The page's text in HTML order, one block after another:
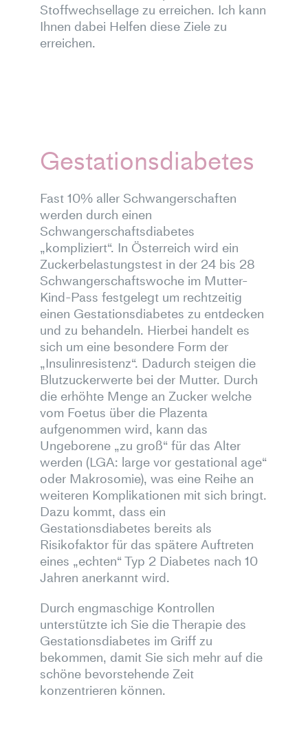
Stoffwechsellage zu erreichen. Ich kann
Ihnen dabei Helfen diese Ziele zu
erreichen.
Gestationsdiabetes
Fast 10% aller Schwangerschaften
werden durch einen
Schwangerschaftsdiabetes
„kompliziert“. In Österreich wird ein
Zuckerbelastungstest in der 24 bis 28
Schwangerschaftswoche im Mutter-
Kind-Pass festgelegt um rechtzeitig
einen Gestationsdiabetes zu entdecken
und zu behandeln. Hierbei handelt es
sich um eine besondere Form der
„Insulinresistenz“. Dadurch steigen die
Blutzuckerwerte bei der Mutter. Durch
die erhöhte Menge an Zucker welche
vom Foetus über die Plazenta
aufgenommen wird, kann das
Ungeborene „zu groß“ für das Alter
werden (LGA: large vor gestational age“
oder Makrosomie), was eine Reihe an
weiteren Komplikationen mit sich bringt.
Dazu kommt, dass ein
Gestationsdiabetes bereits als
Risikofaktor für das spätere Auftreten
eines „echten“ Typ 2 Diabetes nach 10
Jahren anerkannt wird.
Durch engmaschige Kontrollen
unterstützte ich Sie die Therapie des
Gestationsdiabetes im Griff zu
bekommen, damit Sie sich mehr auf die
schöne bevorstehende Zeit
konzentrieren können.